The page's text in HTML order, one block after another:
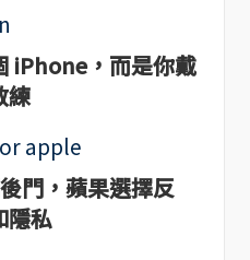
iPhone，而是你戴
練
門，蘋果選擇反
隱私